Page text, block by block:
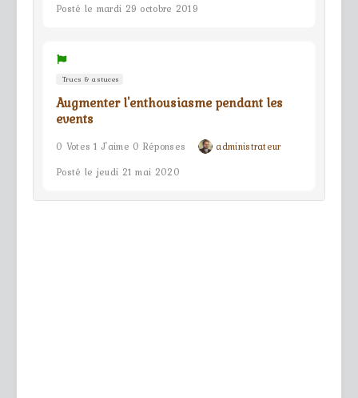
Posté le mardi 29 octobre 2019
Trucs & astuces
Augmenter l'enthousiasme pendant les
events
0 Votes 1 J'aime 0 Réponses
administrateur
Posté le jeudi 21 mai 2020